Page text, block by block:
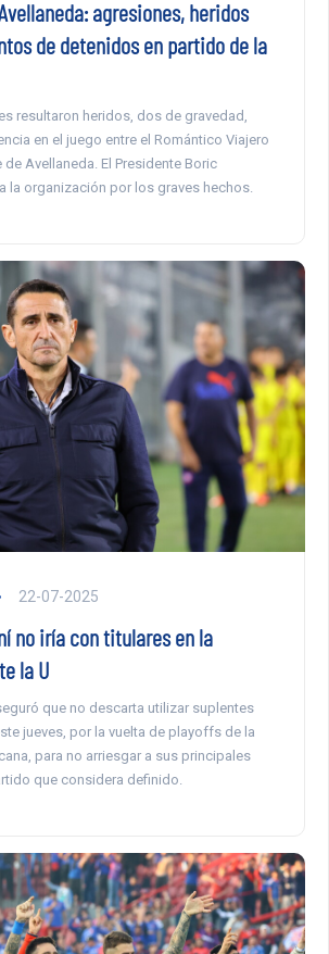
agresiones, heridos
de detenidos en partido de la
resultaron heridos, dos de gravedad,
en el juego entre el Romántico Viajero
de Avellaneda. El Presidente Boric
la organización por los graves hechos.
22-07-2025
no iría con titulares en la
la U
que no descarta utilizar suplentes
jueves, por la vuelta de playoffs de la
para no arriesgar a sus principales
que considera definido.